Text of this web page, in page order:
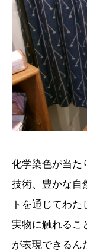
化学染色が当た
技術、豊かな自
トを通じてわた
実物に触れるこ
が表現できるん